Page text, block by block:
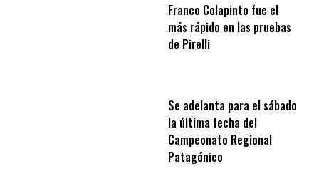
Franco Colapinto fue el
más rápido en las pruebas
de Pirelli
Se adelanta para el sábado
la última fecha del
Campeonato Regional
Patagónico